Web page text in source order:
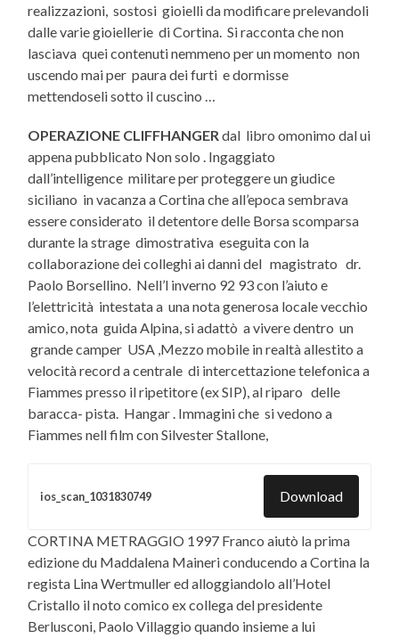
realizzazioni, sostosi gioielli da modificare prelevandoli
dalle varie gioiellerie di Cortina. Si racconta che non
lasciava quei contenuti nemmeno per un momento non
uscendo mai per paura dei furti e dormisse
mettendoseli sotto il cuscino …
OPERAZIONE CLIFFHANGERdal libro omonimo dal ui
appena pubblicato Non solo . Ingaggiato
dall’intelligence militare per proteggere un giudice
siciliano in vacanza a Cortina che all’epoca sembrava
essere considerato il detentore delle Borsa scomparsa
durante la strage dimostrativa eseguita con la
collaborazione dei colleghi ai danni del magistrato dr.
Paolo Borsellino. Nell’l inverno 92 93 con l’aiuto e
l’elettricità intestata a una nota generosa locale vecchio
amico, nota guida Alpina, si adattò a vivere dentro un
grande camper USA ,Mezzo mobile in realtà allestito a
velocità record a centrale di intercettazione telefonica a
Fiammes presso il ripetitore (ex SIP), al riparo delle
baracca- pista. Hangar . Immagini che si vedono a
Fiammes nell film con Silvester Stallone,
ios_scan_1031830749 Download
CORTINA METRAGGIO 1997 Franco aiutò la prima
edizione du Maddalena Maineri conducendo a Cortina la
regista Lina Wertmuller ed alloggiandolo all’Hotel
Cristallo il noto comico ex collega del presidente
Berlusconi, Paolo Villaggio quando insieme a lui